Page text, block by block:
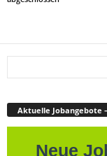
Aktuelle Jobangebote